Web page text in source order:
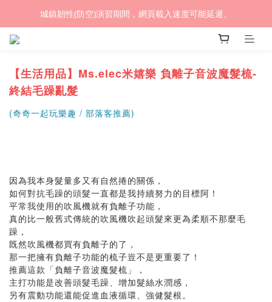
(熱銷加開優惠) 限時滿$4500贈🎁 LED循環涼風桌扇
城鎮韌性(防空)演習期間，網頁載入速度可能延遲。
(熱銷加開優惠) 限時滿$4500贈🎁 LED循環涼風桌扇
【生活用品】Ms.elec米嬉樂 負離子音波魔髮梳-
終結毛躁亂髮
(奇奇一起玩樂趣 / 部落客推薦)
因為我本身髮量多又有自然捲的關係，
如何對抗毛躁的頭髮一直都是我持續努力的目標阿！
平常我使用的吹風機就有負離子功能，
真的比一般舊式傳統的吹風機吹起頭髮來更為柔順不那麼毛
躁，
既然吹風機都買有負離子的了，
那一把擁有負離子功能的梳子豈不是更重要了！
推薦這款「負離子音波魔髮梳」，
主打功能是改善頭髮毛躁、增加髮絲水潤感，
另有震動功能還能促進血液循環、強健髮根。